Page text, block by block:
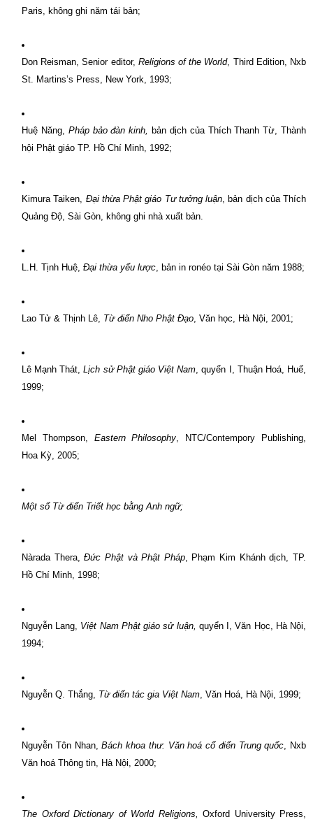
Paris, không ghi năm tái bản;
Don Reisman, Senior editor, Religions of the World, Third Edition, Nxb
St. Martins’s Press, New York, 1993;
Huệ Năng, Pháp bảo đàn kinh, bản dịch của Thích Thanh Từ, Thành
hội Phật giáo TP. Hồ Chí Minh, 1992;
Kimura Taiken, Ðại thừa Phật giáo Tư tưởng luận, bản dịch của Thích
Quảng Ðộ, Sài Gòn, không ghi nhà xuất bản.
L.H. Tịnh Huệ, Ðại thừa yếu lược, bản in ronéo tại Sài Gòn năm 1988;
Lao Tử & Thịnh Lê, Từ điển Nho Phật Ðạo, Văn học, Hà Nội, 2001;
Lê Mạnh Thát,Lịch sử Phật giáo Việt Nam, quyển I, Thuận Hoá, Huế,
1999;
Mel Thompson, Eastern Philosophy, NTC/Contempory Publishing,
Hoa Kỳ, 2005;
Một số Từ điển Triết học bằng Anh ngữ;
Nàrada Thera,Ðức Phật và Phật Pháp, Phạm Kim Khánh dịch, TP.
Hồ Chí Minh, 1998;
Nguyễn Lang, Việt Nam Phật giáo sử luận, quyển I, Văn Học, Hà Nội,
1994;
Nguyễn Q. Thắng, Từ điển tác gia Việt Nam, Văn Hoá, Hà Nội, 1999;
Nguyễn Tôn Nhan,Bách khoa thư: Văn hoá cổ điển Trung quốc, Nxb
Văn hoá Thông tin, Hà Nội, 2000;
The Oxford Dictionary of World Religions, Oxford University Press,